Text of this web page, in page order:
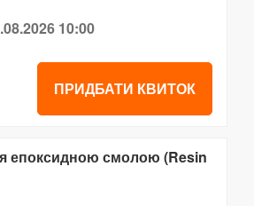
10:00
ПРИДБАТИ КВИТОК
епоксидною смолою (Resin